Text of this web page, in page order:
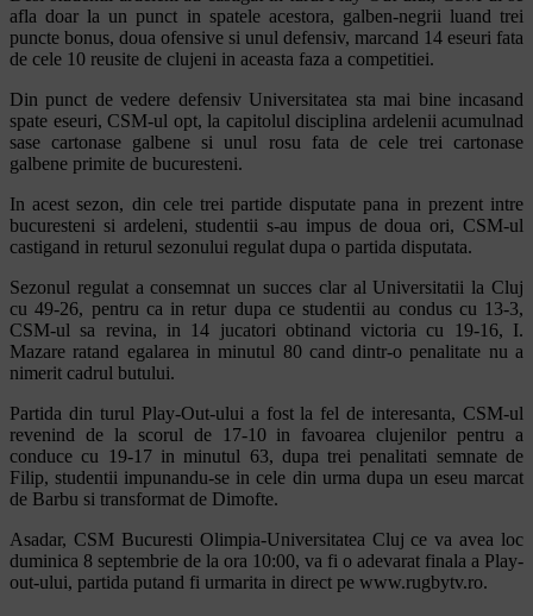
afla doar la un punct in spatele acestora, galben-negrii luand trei
puncte bonus, doua ofensive si unul defensiv, marcand 14 eseuri fata
de cele 10 reusite de clujeni in aceasta faza a competitiei.
Din punct de vedere defensiv Universitatea sta mai bine incasand
spate eseuri, CSM-ul opt, la capitolul disciplina ardelenii acumulnad
sase cartonase galbene si unul rosu fata de cele trei cartonase
galbene primite de bucuresteni.
In acest sezon, din cele trei partide disputate pana in prezent intre
bucuresteni si ardeleni, studentii s-au impus de doua ori, CSM-ul
castigand in returul sezonului regulat dupa o partida disputata.
Sezonul regulat a consemnat un succes clar al Universitatii la Cluj
cu 49-26, pentru ca in retur dupa ce studentii au condus cu 13-3,
CSM-ul sa revina, in 14 jucatori obtinand victoria cu 19-16, I.
Mazare ratand egalarea in minutul 80 cand dintr-o penalitate nu a
nimerit cadrul butului.
Partida din turul Play-Out-ului a fost la fel de interesanta, CSM-ul
revenind de la scorul de 17-10 in favoarea clujenilor pentru a
conduce cu 19-17 in minutul 63, dupa trei penalitati semnate de
Filip, studentii impunandu-se in cele din urma dupa un eseu marcat
de Barbu si transformat de Dimofte.
Asadar, CSM Bucuresti Olimpia-Universitatea Cluj ce va avea loc
duminica 8 septembrie de la ora 10:00, va fi o adevarat finala a Play-
out-ului, partida putand fi urmarita in direct pe www.rugbytv.ro.